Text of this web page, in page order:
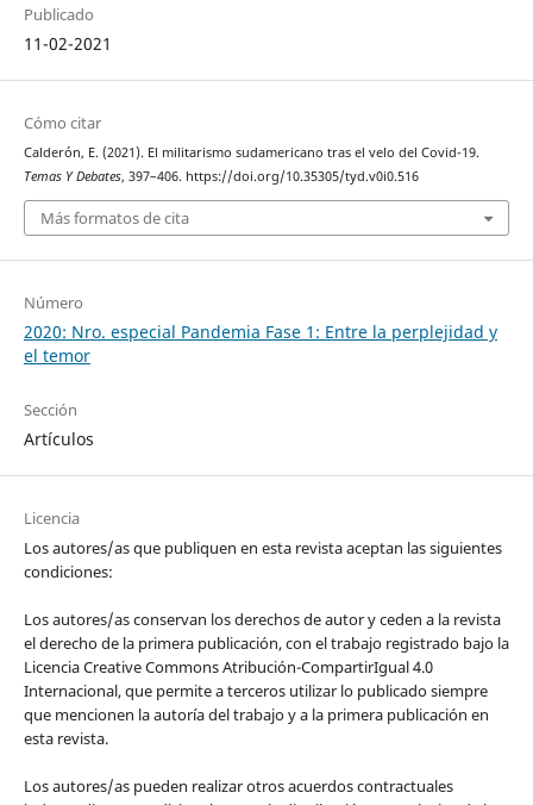
Publicado
11-02-2021
Cómo citar
Calderón, E. (2021). El militarismo sudamericano tras el velo del Covid-19.
Temas Y Debates, 397–406. https://doi.org/10.35305/tyd.v0i0.516
Más formatos de cita
Número
2020: Nro. especial Pandemia Fase 1: Entre la perplejidad y
el temor
Sección
Artículos
Licencia
Los autores/as que publiquen en esta revista aceptan las siguientes
condiciones:
Los autores/as conservan los derechos de autor y ceden a la revista
el derecho de la primera publicación, con el trabajo registrado bajo la
Licencia Creative Commons Atribución-CompartirIgual 4.0
Internacional, que permite a terceros utilizar lo publicado siempre
que mencionen la autoría del trabajo y a la primera publicación en
esta revista.
Los autores/as pueden realizar otros acuerdos contractuales